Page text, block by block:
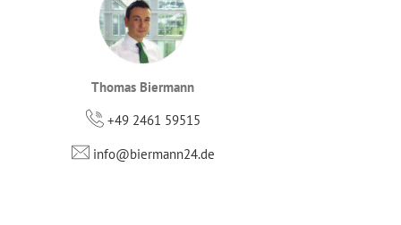
Thomas Biermann
+49 2461 59515
info@biermann24.de